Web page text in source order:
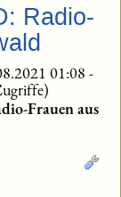
Radio-
01:08 -
Frauen aus